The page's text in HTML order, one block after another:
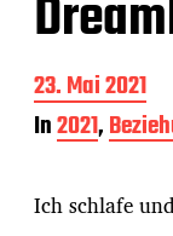
B
e
i
a
23. Mai 2021
In2021,
Ich schlafe